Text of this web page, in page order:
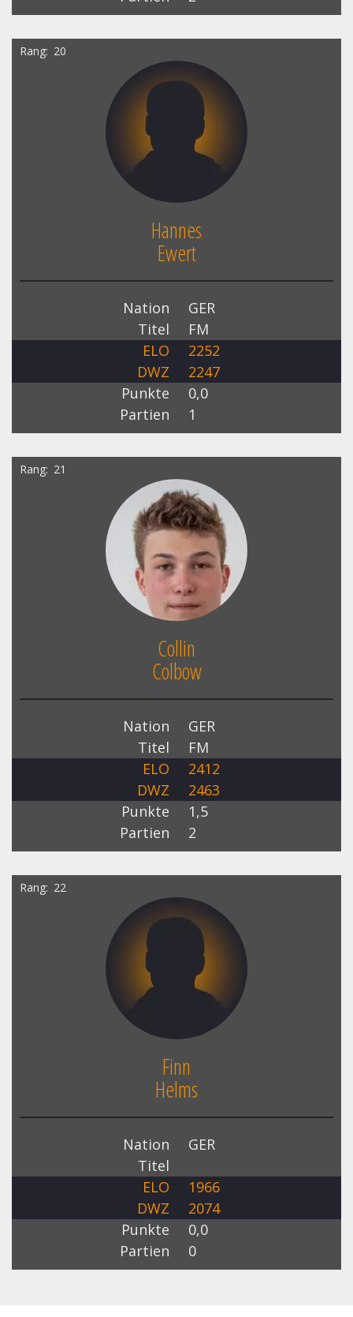
Rang 20
Hannes
Ewert
Nation
GER
Titel
FM
ELO
2252
DWZ
2247
Punkte
0,0
Partien
1
Rang 21
Collin
Colbow
Nation
GER
Titel
FM
ELO
2412
DWZ
2463
Punkte
1,5
Partien
2
Rang 22
Finn
Helms
Nation
GER
Titel
ELO
1966
DWZ
2074
Punkte
0,0
Partien
0